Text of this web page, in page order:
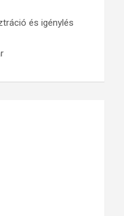
és igénylés